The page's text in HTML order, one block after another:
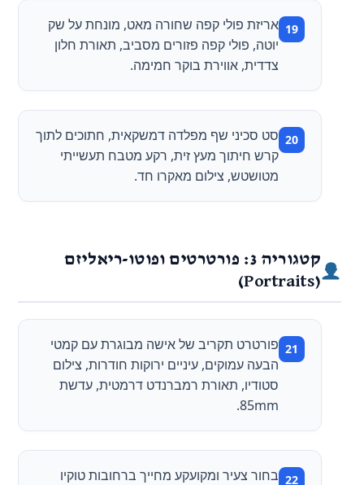
אריזת פולי קפה שחורה מאט, מונחת על שק
יוטה, פולי קפה פזורים מסביב, תאורת חלון
צדדית, אווירת בוקר חמימה.
סט סכיני שף מפלדה דמשקאית, חתוכים לתוך
קרש חיתוך מעץ זית, רקע מטבח תעשייתי
מטושטש, צילום מאקרו חד.
קטגוריה 3: פורטרטים ופוטו-ריאליזם
(Portraits)
פורטרט תקריב של אישה מבוגרת עם קמטי
הבעה עמוקים, עיניים ירוקות חודרות, צילום
סטודיו, תאורת רמברנדט דרמטית, עדשת
85mm.
בחור צעיר ומקועקע מחייך ברחובות טוקיו